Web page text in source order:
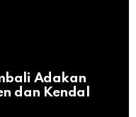
Adakan
dan Kendal